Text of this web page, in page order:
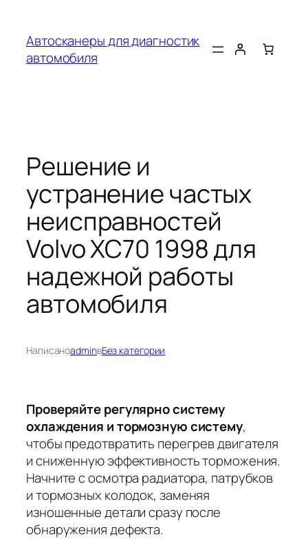
содержимому
Автосканеры для диагностик
автомобиля
Решение и
устранение частых
неисправностей
Volvo XC70 1998 для
надежной работы
автомобиля
НаписаноadminвБез категории
Проверяйте регулярно систему
охлаждения и тормозную систему,
чтобы предотвратить перегрев двигателя
и сниженную эффективность торможения.
Начните с осмотра радиатора, патрубков
и тормозных колодок, заменяя
изношенные детали сразу после
обнаружения дефекта.